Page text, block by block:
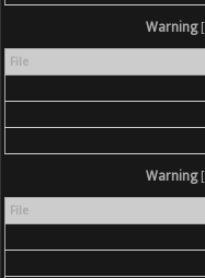
Warning
File
Warning
File